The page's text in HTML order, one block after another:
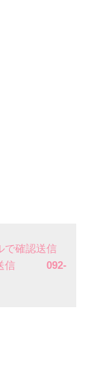
で確認送信
信 092-